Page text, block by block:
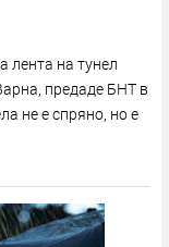
лента на тунел
предаде БНТ в
не е спряно, но е